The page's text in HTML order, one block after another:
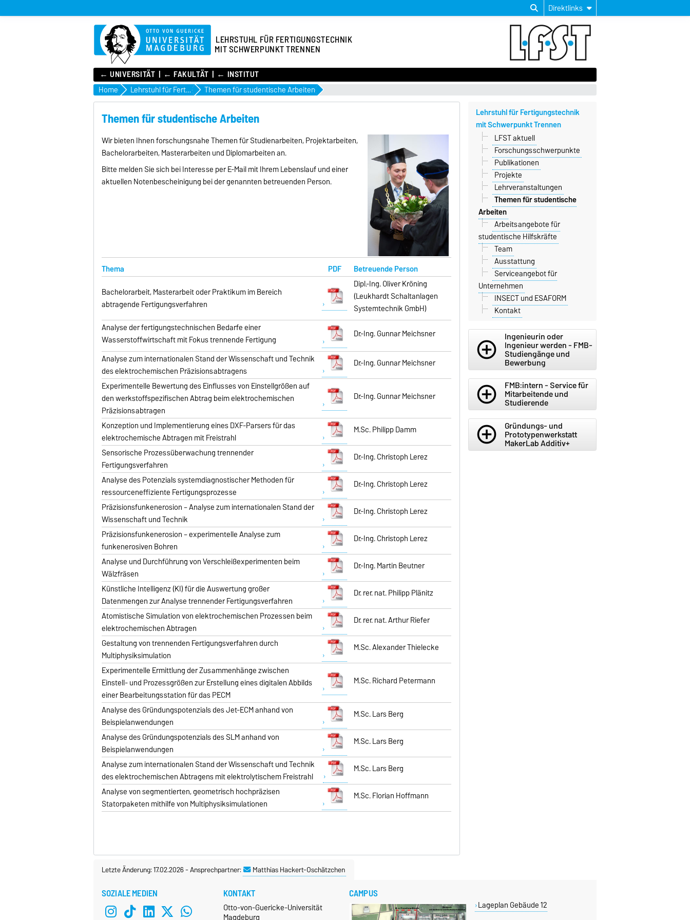
Direktlinks
LEHRSTUHL FÜR FERTIGUNGSTECHNIK
MIT SCHWERPUNKT TRENNEN
← UNIVERSITÄT ← FAKULTÄT ← INSTITUT
Home Lehrstuhl für Fertigungstechnik mit Schwerpunkt Trennen Themen für studentische Arbeiten
Themen für studentische Arbeiten
Wir bieten Ihnen forschungsnahe Themen für Studienarbeiten, Projektarbeiten,
Bachelorarbeiten, Masterarbeiten und Diplomarbeiten an.
Bitte melden Sie sich bei Interesse per E-Mail mit Ihrem Lebenslauf und einer
aktuellen Notenbescheinigung bei der genannten betreuenden Person.
Thema PDF
Betreuende Person
Bachelorarbeit, Masterarbeit oder Praktikum im Bereich
abtragende Fertigungsverfahren
Dipl.-Ing. Oliver Kröning
(Leukhardt Schaltanlagen
Systemtechnik GmbH)
Analyse der fertigungstechnischen Bedarfe einer
Wasserstoffwirtschaft mit Fokus trennende Fertigung
Dr.-Ing. Gunnar Meichsner
Analyse zum internationalen Stand der Wissenschaft und Technik
des elektrochemischen Präzisionsabtragens
Dr.-Ing. Gunnar Meichsner
Experimentelle Bewertung des Einflusses von Einstellgrößen auf
den werkstoffspezifischen Abtrag beim elektrochemischen
Präzisionsabtragen
Dr.-Ing. Gunnar Meichsner
Konzeption und Implementierung eines DXF-Parsers für das
elektrochemische Abtragen mit Freistrahl
M.Sc. Philipp Damm
Sensorische Prozessüberwachung trennender
Fertigungsverfahren
Dr.-Ing. Christoph Lerez
Analyse des Potenzials systemdiagnostischer Methoden für
ressourceneffiziente Fertigungsprozesse
Dr.-Ing. Christoph Lerez
Präzisionsfunkenerosion – Analyse zum internationalen Stand der
Wissenschaft und Technik
Dr.-Ing. Christoph Lerez
Präzisionsfunkenerosion – experimentelle Analyse zum
funkenerosiven Bohren
Dr.-Ing. Christoph Lerez
Analyse und Durchführung von Verschleißexperimenten beim
Wälzfräsen
Dr.-Ing. Martin Beutner
Künstliche Intelligenz (KI) für die Auswertung großer
Datenmengen zur Analyse trennender Fertigungsverfahren
Dr. rer. nat. Philipp Plänitz
Atomistische Simulation von elektrochemischen Prozessen beim
elektrochemischen Abtragen
Dr. rer. nat. Arthur Riefer
Gestaltung von trennenden Fertigungsverfahren durch
Multiphysiksimulation
M.Sc. Alexander Thielecke
Experimentelle Ermittlung der Zusammenhänge zwischen
Einstell- und Prozessgrößen zur Erstellung eines digitalen Abbilds
einer Bearbeitungsstation für das PECM
M.Sc. Richard Petermann
Analyse des Gründungspotenzials des Jet-ECM anhand von
Beispielanwendungen
M.Sc. Lars Berg
Analyse des Gründungspotenzials des SLM anhand von
Beispielanwendungen
M.Sc. Lars Berg
Analyse zum internationalen Stand der Wissenschaft und Technik
des elektrochemischen Abtragens mit elektrolytischem Freistrahl
M.Sc. Lars Berg
Analyse von segmentierten, geometrisch hochpräzisen
Statorpaketen mithilfe von Multiphysiksimulationen
M.Sc. Florian Hoffmann
add_circle_outline
Ingenieurin oder
Ingenieur werden - FMB-
Studiengänge und
Bewerbung
add_circle_outline FMB:intern - Service für
Mitarbeitende und
Studierende
add_circle_outline Gründungs- und
Prototypenwerkstatt
MakerLab Additiv+
Lehrstuhl für Fertigungstechnik
mit Schwerpunkt Trennen
LFST aktuell
Forschungsschwerpunkte
Publikationen
Projekte
Lehrveranstaltungen
Themen für studentische
Arbeiten
Arbeitsangebote für
studentische Hilfskräfte
Team
Ausstattung
Serviceangebot für
Unternehmen
INSECT und ESAFORM
Kontakt
Letzte Änderung: 17.02.2026-Ansprechpartner: Matthias Hackert-Oschätzchen
SOZIALE MEDIEN KONTAKT
Otto-von-Guericke-Universität
Magdeburg
CAMPUS
Lageplan Gebäude 12